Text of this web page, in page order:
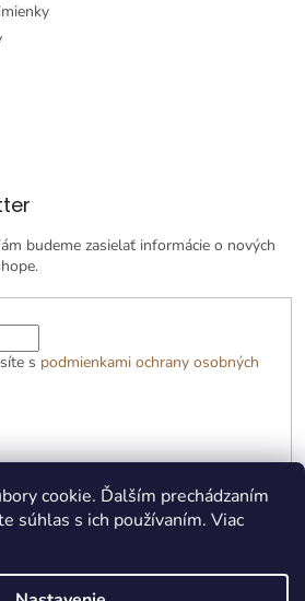
cookie. Ďalším prechádzaním
súhlas s ich používaním. Viac
budeme zasielať informácie o nových
s podmienkami ochrany osobných